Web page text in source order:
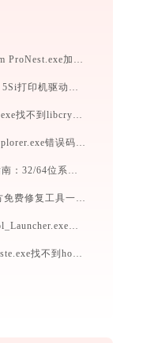
pronest 8 nesting system ProNest.exe加载hasp_windows_x64_78407.dll文件丢失处理办法
(2026最新)HP LaserJet 5Si打印机驱动下载与安装教程：新手也能轻松搞定
协卡助手 打开uniclient.exe找不到libcrypto-1_1.dll怎么办
Windows资源管理器 explorer.exe错误码0xc0000024处理办法
mousecursors.dll下载指南：32/64位系统官方免费版获取方法
mdnsNSP.dll丢失？官方免费修复工具一键解决32/64位系统问题
4399极速登录器 Zmxyol_Launcher.exe加载gdiplus.dll文件丢失处理办法
snipaste截图 打开Snipaste.exe找不到hoedown.dll怎么办